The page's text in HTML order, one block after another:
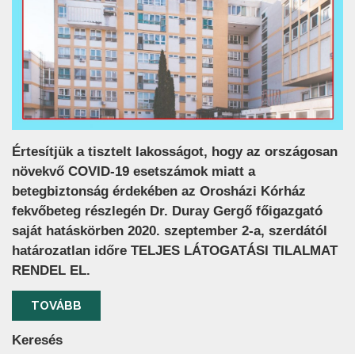
Értesítjük a tisztelt lakosságot, hogy az országosan
növekvő COVID-19 esetszámok miatt a
betegbiztonság érdekében az Orosházi Kórház
fekvőbeteg részlegén Dr. Duray Gergő főigazgató
saját hatáskörben 2020. szeptember 2-a, szerdától
határozatlan időre TELJES LÁTOGATÁSI TILALMAT
RENDEL EL.
TOVÁBB
Keresés